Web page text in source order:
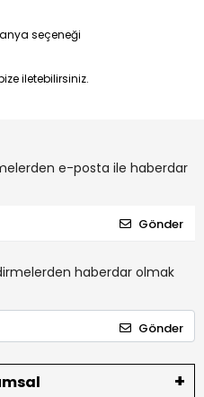
seçeneği
iletebilirsiniz.
e-posta ile haberdar
Gönder
haberdar olmak
Gönder